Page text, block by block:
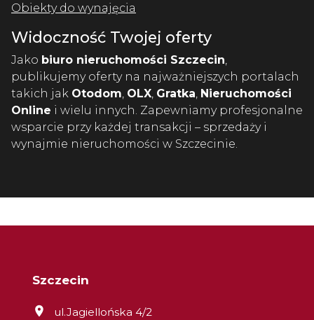
Obiekty do wynajęcia
Widoczność Twojej oferty
Jako biuro nieruchomości Szczecin,
publikujemy oferty na najważniejszych portalach
takich jak Otodom, OLX, Gratka, Nieruchomości
Online i wielu innych. Zapewniamy profesjonalne
wsparcie przy każdej transakcji – sprzedaży i
wynajmie nieruchomości w Szczecinie.
Szczecin
ul.Jagiellońska 4/2